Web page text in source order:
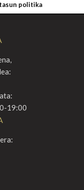
politika
19:00